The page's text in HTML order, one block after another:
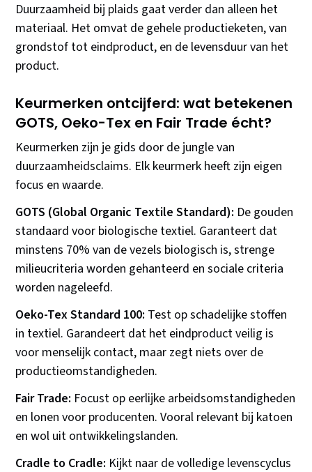
Duurzaamheid bij plaids gaat verder dan alleen het
materiaal. Het omvat de gehele productieketen, van
grondstof tot eindproduct, en de levensduur van het
product.
Keurmerken ontcijferd: wat betekenen
GOTS, Oeko-Tex en Fair Trade écht?
Keurmerken zijn je gids door de jungle van
duurzaamheidsclaims. Elk keurmerk heeft zijn eigen
focus en waarde.
GOTS (Global Organic Textile Standard): De gouden
standaard voor biologische textiel. Garanteert dat
minstens 70% van de vezels biologisch is, strenge
milieucriteria worden gehanteerd en sociale criteria
worden nageleefd.
Oeko-Tex Standard 100: Test op schadelijke stoffen
in textiel. Garandeert dat het eindproduct veilig is
voor menselijk contact, maar zegt niets over de
productieomstandigheden.
Fair Trade: Focust op eerlijke arbeidsomstandigheden
en lonen voor producenten. Vooral relevant bij katoen
en wol uit ontwikkelingslanden.
Cradle to Cradle: Kijkt naar de volledige levenscyclus